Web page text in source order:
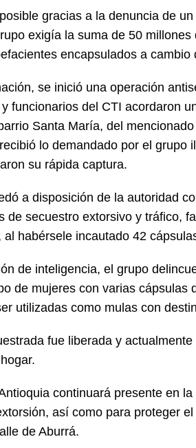
gracias a la denuncia de
exigía la suma de 50
encapsulados a
se inició una operación
funcionarios del CTI acordaron
Santa María, del
lo demandado por el grupo
su rápida captura.
a disposición de la autoridad
de secuestro extorsivo y tráfico,
al habérsele incautado 42
de inteligencia, el grupo
de mujeres con varias cápsulas
utilizadas como mulas con
fue liberada y
continuará presente en
así como para proteger
de Aburrá.